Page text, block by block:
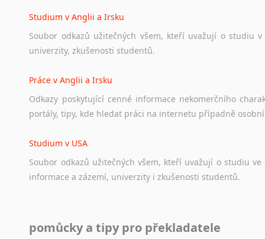
Studium v Anglii a Irsku
Soubor odkazů užitečných všem, kteří uvažují o studiu v
univerzity, zkušenosti studentů.
Práce v Anglii a Irsku
Odkazy poskytující cenné informace nekomerčního
portály, tipy, kde hledat práci na internetu případně osobní
Studium v USA
Soubor odkazů užitečných všem, kteří uvažují o studiu ve
informace a zázemí, univerzity i zkušenosti studentů.
Odkazy poskytující cenné informace nekomerčního
pomůcky a tipy pro překladatele